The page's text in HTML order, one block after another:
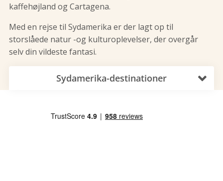
kaffehøjland og Cartagena.
Med en rejse til Sydamerika er der lagt op til
storslåede natur -og kulturoplevelser, der overgår
selv din vildeste fantasi.
Sydamerika-destinationer 